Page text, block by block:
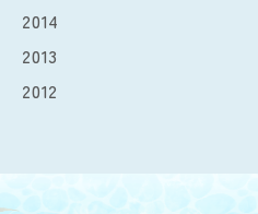
2014
2013
2012